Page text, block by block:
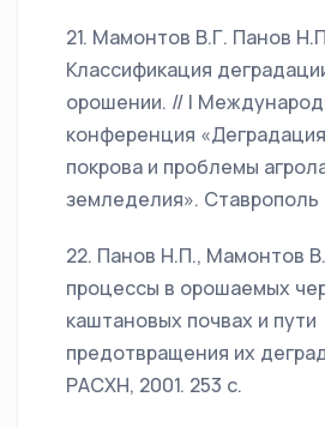
21. Мамонтов В.Г. Панов
Классификация
орошении. // I
конференция
покрова и проблемы
земледелия». Ставрополь
22. Панов Н.П., Мамонтов
процессы в орошаемых
каштановых почвах и пути
предотвращения их
РАСХН, 2001. 253 с.